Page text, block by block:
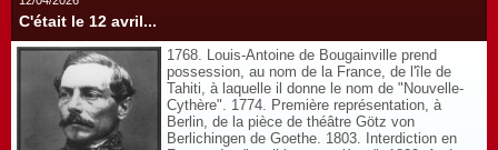
C'était le 12 avril...
1768. Louis-Antoine de Bougainville prend
possession, au nom de la France, de l'île de
Tahiti, à laquelle il donne le nom de "Nouvelle-
Cythère". 1774. Première représentation, à
Berlin, de la pièce de théâtre Götz von
Berlichingen de Goethe. 1803. Interdiction en